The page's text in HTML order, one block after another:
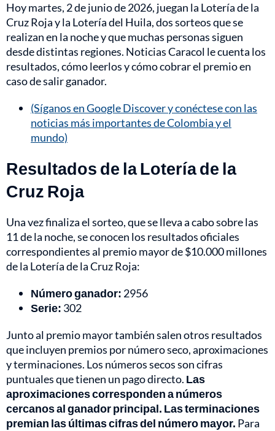
Hoy martes, 2 de junio de 2026, juegan la Lotería de la
Cruz Roja y la Lotería del Huila, dos sorteos que se
realizan en la noche y que muchas personas siguen
desde distintas regiones. Noticias Caracol le cuenta los
resultados, cómo leerlos y cómo cobrar el premio en
caso de salir ganador.
(Síganos en Google Discover y conéctese con las
noticias más importantes de Colombia y el
mundo)
Resultados de la Lotería de la
Cruz Roja
Una vez finaliza el sorteo, que se lleva a cabo sobre las
11 de la noche, se conocen los resultados oficiales
correspondientes al premio mayor de $10.000 millones
de la Lotería de la Cruz Roja:
Número ganador: 2956
Serie: 302
Junto al premio mayor también salen otros resultados
que incluyen premios por número seco, aproximaciones
y terminaciones. Los números secos son cifras
puntuales que tienen un pago directo. Las
aproximaciones corresponden a números
cercanos al ganador principal. Las terminaciones
premian las últimas cifras del número mayor. Para